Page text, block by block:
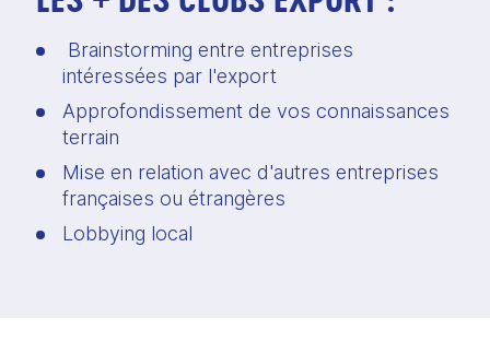
Brainstorming entre entreprises
intéressées par l'export
Approfondissement de vos connaissances
terrain
Mise en relation avec d'autres entreprises
françaises ou étrangères
Lobbying local